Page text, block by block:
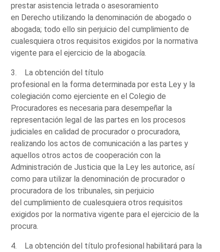
prestar asistencia letrada o asesoramiento
en Derecho utilizando la denominación de abogado o
abogada; todo ello sin perjuicio del cumplimiento de
cualesquiera otros requisitos exigidos por la normativa
vigente para el ejercicio de la abogacía.
3. La obtención del título
profesional en la forma determinada por esta Ley y la
colegiación como ejerciente en el Colegio de
Procuradores es necesaria para desempeñar la
representación legal de las partes en los procesos
judiciales en calidad de procurador o procuradora,
realizando los actos de comunicación a las partes y
aquellos otros actos de cooperación con la
Administración de Justicia que la Ley les autorice, así
como para utilizar la denominación de procurador o
procuradora de los tribunales, sin perjuicio
del cumplimiento de cualesquiera otros requisitos
exigidos por la normativa vigente para el ejercicio de la
procura.
4. La obtención del título profesional habilitará para la